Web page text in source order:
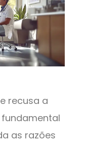
recusa a
fundamental
as razões